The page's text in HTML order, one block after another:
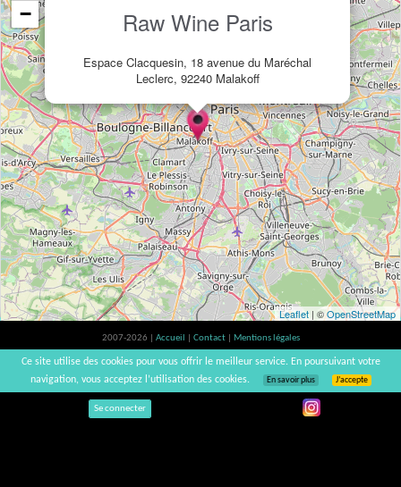
Raw Wine Paris
Espace Clacquesin, 18 avenue du Maréchal
Leclerc, 92240 Malakoff
−
Leaflet | ©OpenStreetMap
2007-2026 | Accueil Contact
Mentions légales
L'abus d'alcool est dangereux pour la santé, à consommer avec modération. |
vinsnaturels | v3.12
Se connecter
Ce site utilise des cookies pour vous offrir le meilleur service. En poursuivant votre
navigation, vous acceptez l’utilisation des cookies.
En savoir plus J’accepte